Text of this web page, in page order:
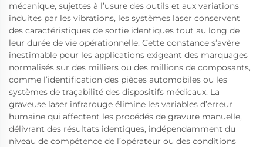
mécanique, sujettes à l’usure des outils et aux variations
induites par les vibrations, les systèmes laser conservent
des caractéristiques de sortie identiques tout au long de
leur durée de vie opérationnelle. Cette constance s’avère
inestimable pour les applications exigeant des marquages
normalisés sur des milliers ou des millions de composants,
comme l’identification des pièces automobiles ou les
systèmes de traçabilité des dispositifs médicaux. La
graveuse laser infrarouge élimine les variables d’erreur
humaine qui affectent les procédés de gravure manuelle,
délivrant des résultats identiques, indépendamment du
niveau de compétence de l’opérateur ou des conditions